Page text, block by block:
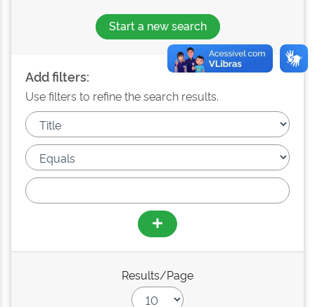
Start a new search
Add filters:
Use filters to refine the search results.
Results/Page